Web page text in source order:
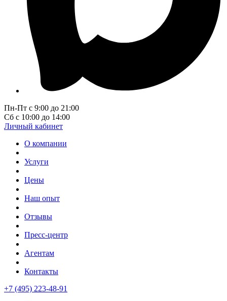
Пн-Пт с 9:00 до 21:00
Сб с 10:00 до 14:00
Личный кабинет
О компании
Услуги
Цены
Наш опыт
Отзывы
Пресс-центр
Агентам
Контакты
+7 (495) 223-48-91